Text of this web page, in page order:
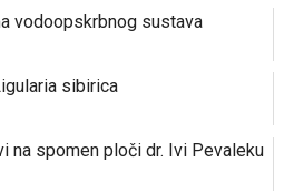
vodoopskrbnog sustava
sibirica
na spomen ploči dr. Ivi Pevaleku